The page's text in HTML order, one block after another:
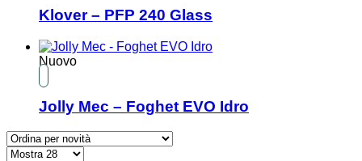
Klover – PFP 240 Glass
Nuovo
Jolly Mec – Foghet EVO Idro